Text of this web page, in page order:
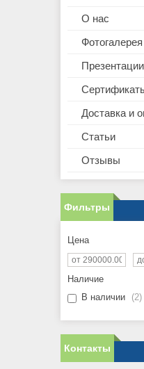
О нас
Фотогалерея
Доставка и
Статьи
Отзывы
Фильтры
Цена
Наличие
В наличии
2
Контакты